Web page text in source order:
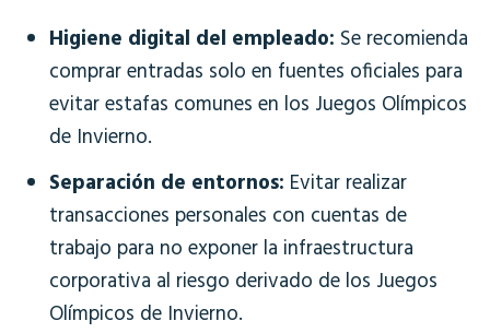
Higiene digital del empleado: Se recomienda
comprar entradas solo en fuentes oficiales para
evitar estafas comunes en los Juegos Olímpicos
de Invierno.
Separación de entornos: Evitar realizar
transacciones personales con cuentas de
trabajo para no exponer la infraestructura
corporativa al riesgo derivado de los Juegos
Olímpicos de Invierno.